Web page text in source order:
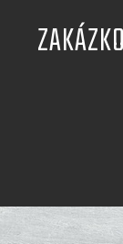
content